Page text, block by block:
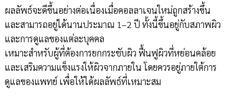
ผลลัพธ์จะดีขึ้นอย่างต่อเนื่องเมื่อคอลลาเจนใหม่ถูกสร้างขึ้น
และสามารถอยู่ได้นานประมาณ 1–2 ปี ทั้งนี้ขึ้นอยู่กับสภาพผิว
และการดูแลของแต่ละบุคคล
เหมาะสำหรับผู้ที่ต้องการยกกระชับผิว ฟื้นฟูผิวที่หย่อนคล้อย
และเสริมความแข็งแรงให้ผิวจากภายใน โดยควรอยู่ภายใต้การ
ดูแลของแพทย์ เพื่อให้ได้ผลลัพธ์ที่เหมาะสม